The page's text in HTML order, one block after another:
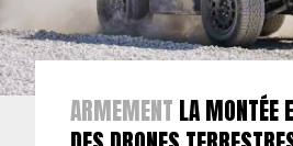
ARMEMENT LA MONTÉE